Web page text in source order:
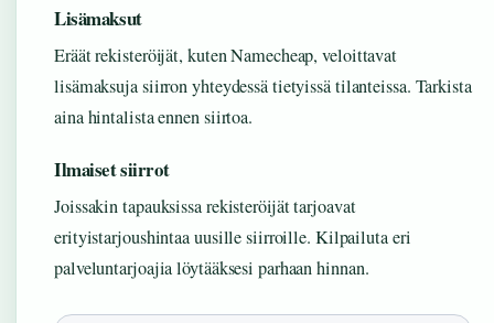
Lisämaksut
Eräät rekisteröijät, kuten Namecheap, veloittavat
lisämaksuja siirron yhteydessä tietyissä tilanteissa. Tarkista
aina hintalista ennen siirtoa.
Ilmaiset siirrot
Joissakin tapauksissa rekisteröijät tarjoavat
erityistarjoushintaa uusille siirroille. Kilpailuta eri
palveluntarjoajia löytääksesi parhaan hinnan.